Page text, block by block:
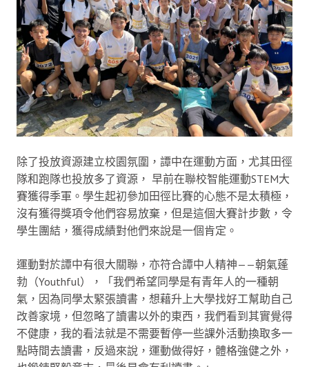
除了投放資源建立校園氛圍，譚中在運動方面，尤其田徑
隊和跑隊也投放多了資源， 早前在聯校智能運動STEM大
賽獲得季軍。學生起初參加田徑比賽的心態不是太積極，
沒有獲得獎項令他們容易放棄，但是這個大賽計步數，令
學生團結，獲得成績對他們來說是一個肯定。
運動對於譚中有很大關聯，亦符合譚中人精神——朝氣蓬
勃（Youthful），「我們希望同學是有青年人的一種朝
氣，因為同學太緊張讀書，想藉升上大學找好工幫助自己
改善家境，但忽略了讀書以外的東西，我們看到其實覺得
不健康，我的看法就是不需要暫停一些課外活動換取多一
點時間去讀書，反過來說，運動做得好，體格強健之外，